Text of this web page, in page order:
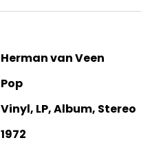
Herman van Veen
Pop
Vinyl, LP, Album, Stereo
1972